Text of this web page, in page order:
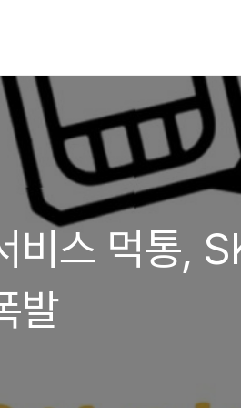
비스 먹통,
발